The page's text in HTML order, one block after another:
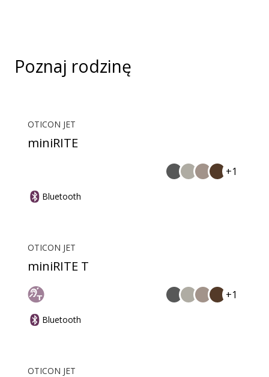
Poznaj rodzinę
OTICON JET
miniRITE
+1
Bluetooth
OTICON JET
miniRITE T
+1
Bluetooth
OTICON JET